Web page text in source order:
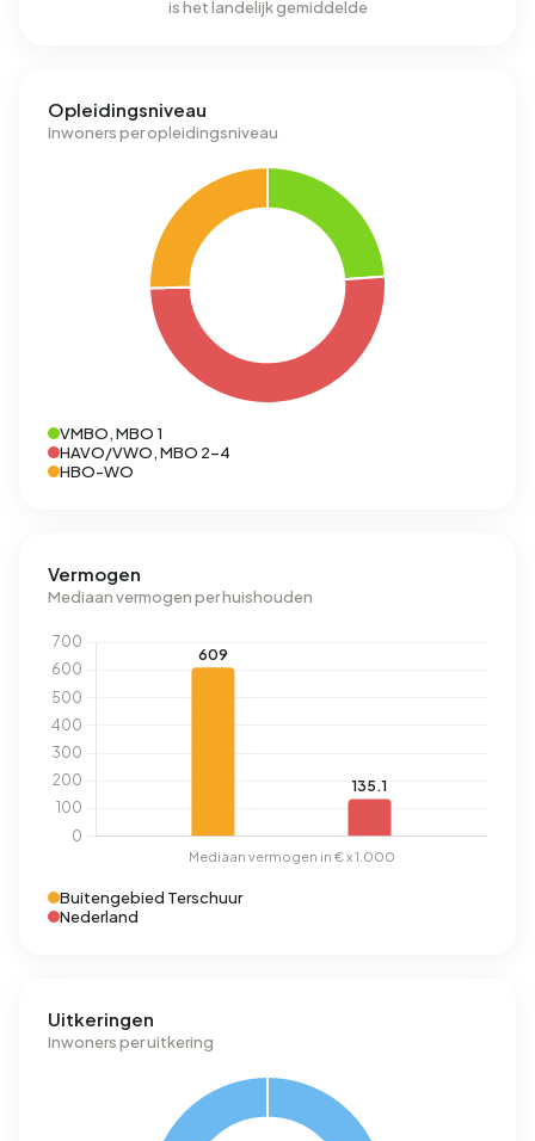
is het landelijk gemiddelde
Opleidingsniveau
Inwoners per opleidingsniveau
VMBO, MBO 1
HAVO/VWO, MBO 2-4
HBO-WO
Vermogen
Mediaan vermogen per huishouden
Buitengebied Terschuur
Nederland
Uitkeringen
Inwoners per uitkering